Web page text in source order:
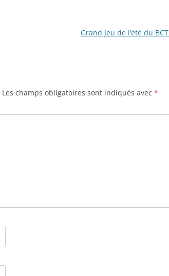
Grand Jeu de l’été du BCT
Les champs obligatoires sont indiqués avec *